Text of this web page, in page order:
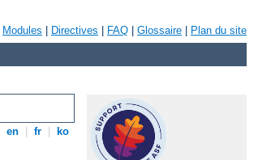
Modules Directives FAQ Glossaire Plan du site
en fr ko